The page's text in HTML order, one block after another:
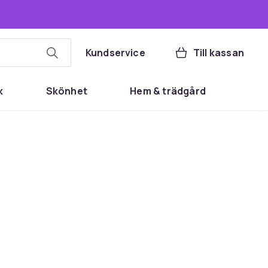
Kundservice Till kassan
Skönhet Hem & trädgård